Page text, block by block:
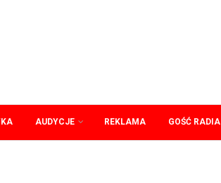
AUDYCJE REKLAMA GOŚĆ RADIA